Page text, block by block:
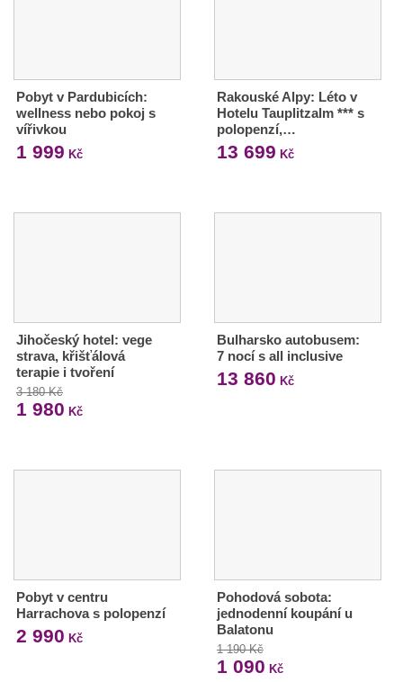
Pobyt v Pardubicích:
wellness nebo pokoj s
vířivkou
1 999 Kč
Rakouské Alpy: Léto v
Hotelu Tauplitzalm *** s
polopenzí,…
13 699 Kč
Jihočeský hotel: vege
strava, křišťálová
terapie i tvoření
3 180 Kč
1 980 Kč
Bulharsko autobusem:
7 nocí s all inclusive
13 860 Kč
Pobyt v centru
Harrachova s polopenzí
2 990 Kč
Pohodová sobota:
jednodenní koupání u
Balatonu
1 190 Kč
1 090 Kč